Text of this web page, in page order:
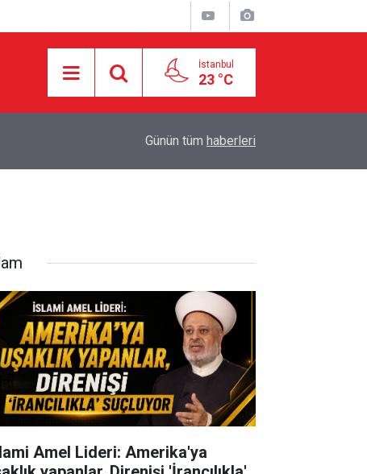
İstanbul
23 °C
İran ile Umman arasında Hürmüz'de genel
Günün tüm haberleri
Amel Lideri: Amerika'ya